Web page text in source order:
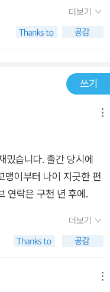
에서 본래의 나로 변신한
발 데브론 사이를 운행
로 내 몸에서 머리가 떨
나는 노선버스에 이어
사에 이어 배달용 승합
어 택시에 치인다. 08:0
우 정신을 차리고 얼굴
기회가 주어졌는데, 주
똥이다. 아침 여덟 시에
이 떨어져나갈 때까진
음기가 돌기 시작하고 사
작을 알게 된다. 무협
을 연마하는 초절정 신공
인간이 상상할 수 없는
않을까라는 생각을 갖게
사랑은 대단하다는 생
특히 바르셀로나 지역민
인으로 인식하지 않고 있
는데. 아마도 누구나 바
로라를 받아들일수 밖
작중 샌프란시코로 밀항
게 되는 사연등을 유추
네요) 하여튼 점점 더 지
이방인의 눈을 통해서
관적인 모습의 바르셀로
르셀로나만한 곳이 없다
는 '바르셀로나와 결혼을
애정을 꺼리낌 없이 표
각하면 고치는 일은 아무
자는 거의 없다. - 6220
멘도사
이미 시큰둥하다. 게다가
. 결국 '나'와 구르브는
도 멘도사가 1991년 발
올림픽 개최를 앞두고
소설이다. 대중문화의
용을 불러일으키는 수
한 <아메리칸 사이코>
코>가 주로 상품 브랜
도사는 인물과 풍경을 주
이 다르다.한편, 외계인
존 질서에 대해 의문을 가
피케이: 별에서 온 얼간
써 무엇이 진실이고 진리
. 개인적인 선호도는 <
를 닦겠다는 것을 손님
휴식, 휴식, 오로지 휴
도 그들이 혹시나 나를
처신한다.내가 볼 때 지구
장기적인 안목을 무시하
상대습도 75퍼센트. 부
위로 우악스럽고 험상
해도 이미 두 번이나 경
를 받으며 밖으로 나온
내려놓을 때가 있는데,
라고 표현한다.
더보기
쓰기
밌습니다. 출간 당시에
맹이부터 나이 지긋한 편
연락은 구천 년 후에.
더보기